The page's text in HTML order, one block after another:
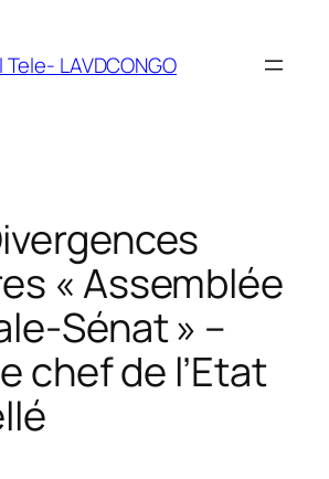
LAVDCONGO
« Assemblée
Sénat » –
chef de l’Etat